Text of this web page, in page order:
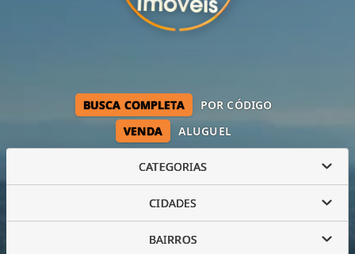
VENDA ALUGUEL
BUSCA COMPLETA POR CÓDIGO
CATEGORIAS
CIDADES
BAIRROS